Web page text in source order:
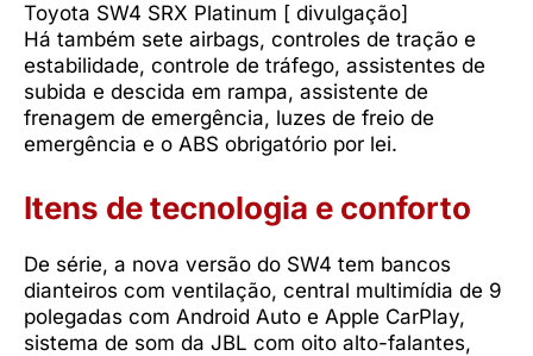
Toyota SW4 SRX Platinum [ divulgação]
Há também sete airbags, controles de tração e
estabilidade, controle de tráfego, assistentes de
subida e descida em rampa, assistente de
frenagem de emergência, luzes de freio de
emergência e o ABS obrigatório por lei.
Itens de tecnologia e conforto
De série, a nova versão do SW4 tem bancos
dianteiros com ventilação, central multimídia de 9
polegadas com Android Auto e Apple CarPlay,
sistema de som da JBL com oito alto-falantes,